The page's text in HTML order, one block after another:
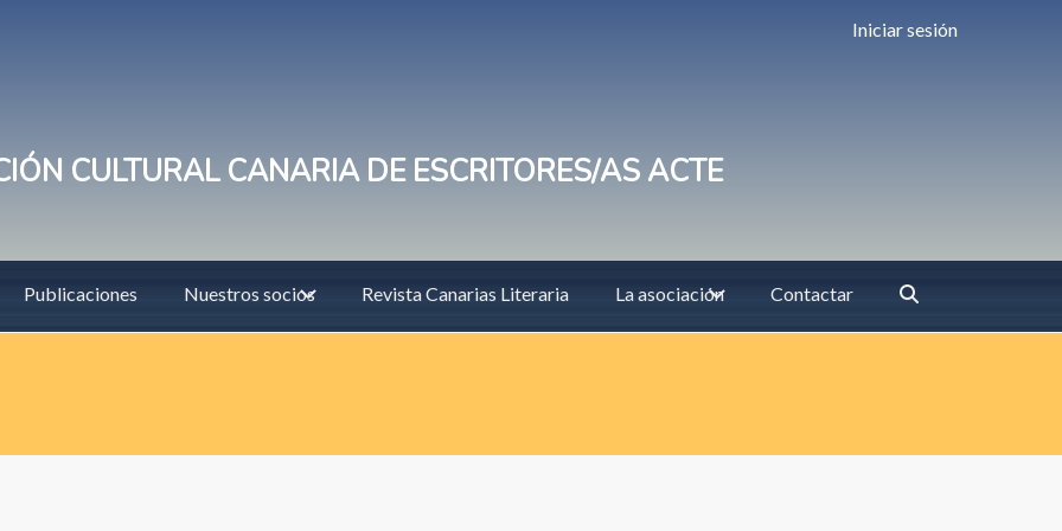
Iniciar sesión
CULTURAL CANARIA DE ESCRITORES/AS ACTE
Publicaciones Nuestros socios Revista Canarias Literaria La asociación Contactar